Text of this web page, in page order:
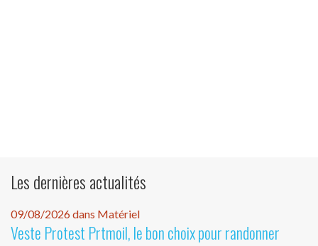
Les dernières actualités
09/08/2026 dans Matériel
Veste Protest Prtmoil, le bon choix pour randonner